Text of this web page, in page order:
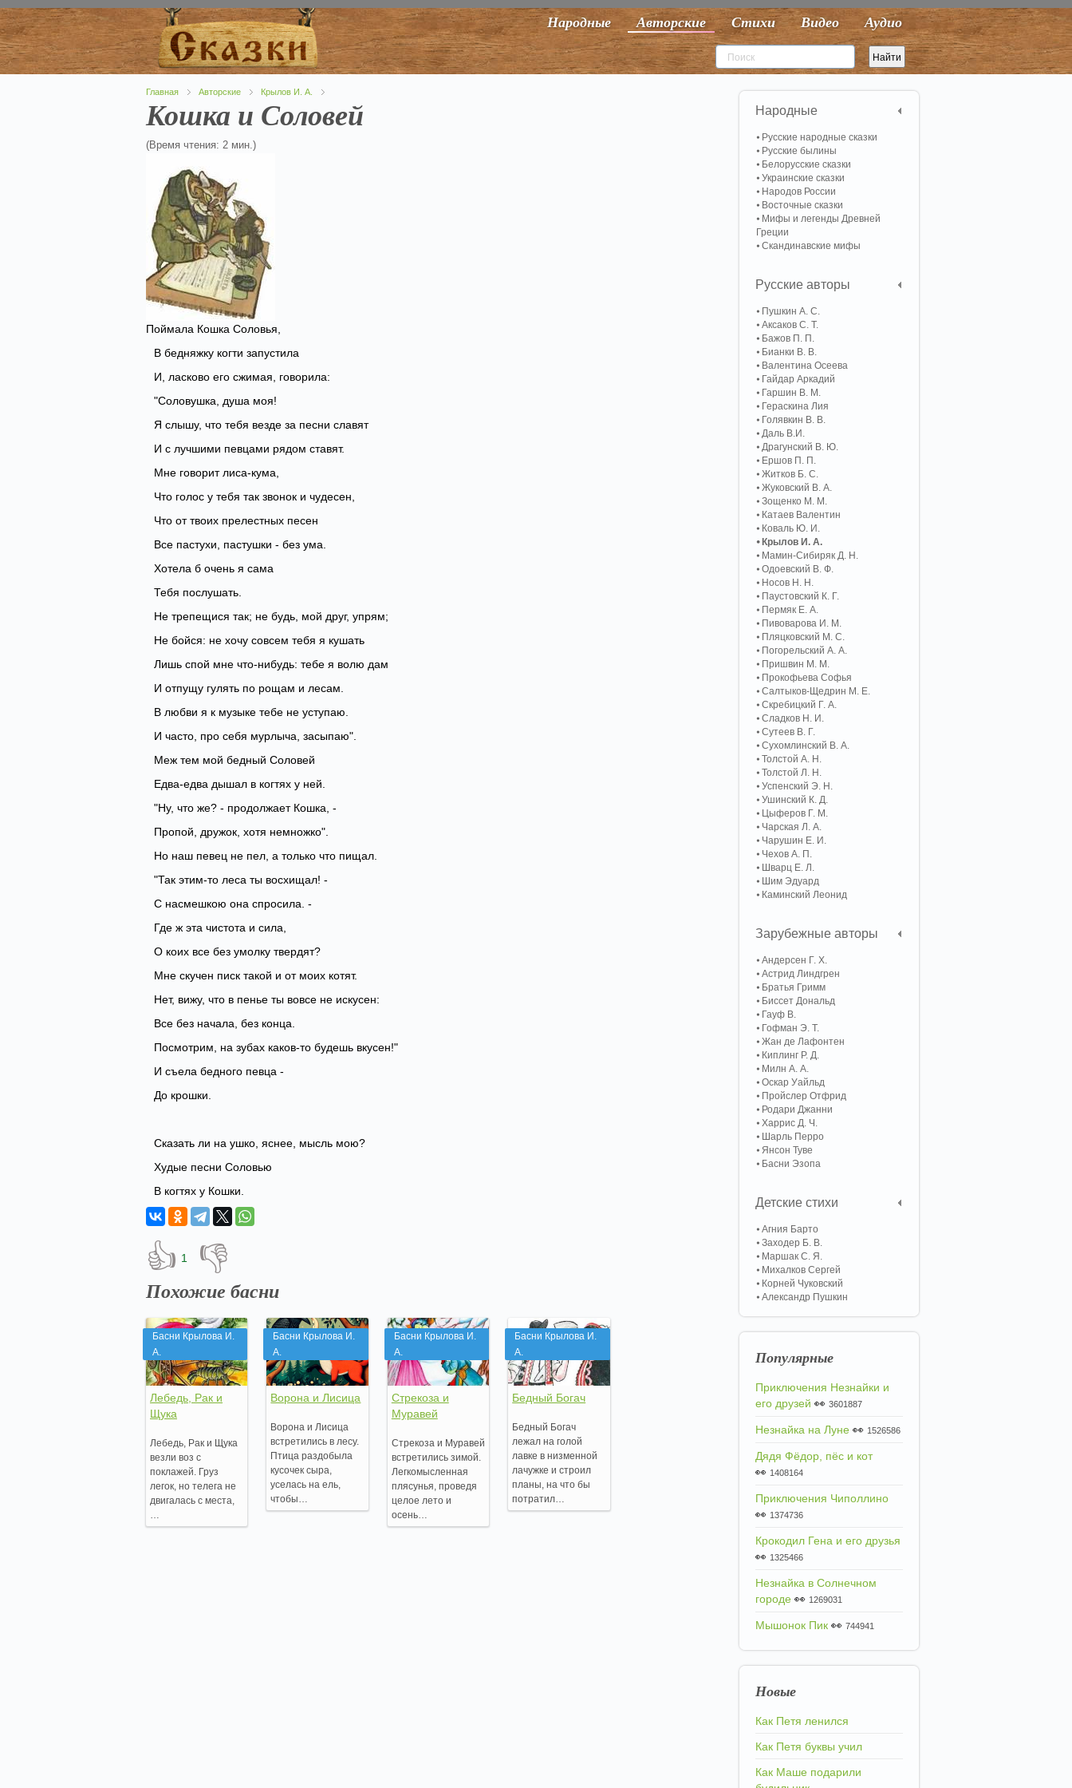
Народные Авторские Стихи Видео Аудио
Главная Авторские Крылов И. А.
Кошка и Соловей
(Время чтения: 2 мин.)
Поймала Кошка Соловья,
В бедняжку когти запустила
И, ласково его сжимая, говорила:
"Соловушка, душа моя!
Я слышу, что тебя везде за песни славят
И с лучшими певцами рядом ставят.
Мне говорит лиса-кума,
Что голос у тебя так звонок и чудесен,
Что от твоих прелестных песен
Все пастухи, пастушки - без ума.
Хотела б очень я сама
Тебя послушать.
Не трепещися так; не будь, мой друг, упрям;
Не бойся: не хочу совсем тебя я кушать
Лишь спой мне что-нибудь: тебе я волю дам
И отпущу гулять по рощам и лесам.
В любви я к музыке тебе не уступаю.
И часто, про себя мурлыча, засыпаю".
Меж тем мой бедный Соловей
Едва-едва дышал в когтях у ней.
"Ну, что же? - продолжает Кошка, -
Пропой, дружок, хотя немножко".
Но наш певец не пел, а только что пищал.
"Так этим-то леса ты восхищал! -
С насмешкою она спросила. -
Где ж эта чистота и сила,
О коих все без умолку твердят?
Мне скучен писк такой и от моих котят.
Нет, вижу, что в пенье ты вовсе не искусен:
Все без начала, без конца.
Посмотрим, на зубах каков-то будешь вкусен!"
И съела бедного певца -
До крошки.
Сказать ли на ушко, яснее, мысль мою?
Худые песни Соловью
В когтях у Кошки.
👍 1 👎
Похожие басни
Басни Крылова И.
А.
Лебедь, Рак и
Щука
Лебедь, Рак и Щука
везли воз с
поклажей. Груз
легок, но телега не
двигалась с места,
…
Басни Крылова И.
А.
Ворона и Лисица
Ворона и Лисица
встретились в лесу.
Птица раздобыла
кусочек сыра,
уселась на ель,
чтобы…
Басни Крылова И.
А.
Стрекоза и
Муравей
Стрекоза и Муравей
встретились зимой.
Легкомысленная
плясунья, проведя
целое лето и
осень…
Басни Крылова И.
А.
Бедный Богач
Бедный Богач
лежал на голой
лавке в низменной
лачужке и строил
планы, на что бы
потратил…
Народные
Русские народные сказки
Русские былины
Белорусские сказки
Украинские сказки
Народов России
Восточные сказки
Мифы и легенды Древней
Греции
Скандинавские мифы
Русские авторы
Пушкин А. С.
Аксаков С. Т.
Бажов П. П.
Бианки В. В.
Валентина Осеева
Гайдар Аркадий
Гаршин В. М.
Гераскина Лия
Голявкин В. В.
Даль В.И.
Драгунский В. Ю.
Ершов П. П.
Житков Б. С.
Жуковский В. А.
Зощенко М. М.
Катаев Валентин
Коваль Ю. И.
Крылов И. А.
Мамин-Сибиряк Д. Н.
Одоевский В. Ф.
Носов Н. Н.
Паустовский К. Г.
Пермяк Е. А.
Пивоварова И. М.
Пляцковский М. С.
Погорельский А. A.
Пришвин М. М.
Прокофьева Софья
Салтыков-Щедрин М. Е.
Скребицкий Г. А.
Сладков Н. И.
Сутеев В. Г.
Сухомлинский В. А.
Толстой А. Н.
Толстой Л. Н.
Успенский Э. Н.
Ушинский К. Д.
Цыферов Г. М.
Чарская Л. А.
Чарушин Е. И.
Чехов А. П.
Шварц Е. Л.
Шим Эдуард
Каминский Леонид
Зарубежные авторы
Андерсен Г. Х.
Астрид Линдгрен
Братья Гримм
Биссет Дональд
Гауф В.
Гофман Э. Т.
Жан де Лафонтен
Киплинг Р. Д.
Милн А. А.
Оскар Уайльд
Пройслер Отфрид
Родари Джанни
Харрис Д. Ч.
Шарль Перро
Янсон Туве
Басни Эзопа
Детские стихи
Агния Барто
Заходер Б. В.
Маршак С. Я.
Михалков Сергей
Корней Чуковский
Александр Пушкин
Популярные
Приключения Незнайки и
его друзей 👀 3601887
Незнайка на Луне 👀 1526586
Дядя Фёдор, пёс и кот
👀 1408164
Приключения Чиполлино
👀 1374736
Крокодил Гена и его друзья
👀 1325466
Незнайка в Солнечном
городе 👀 1269031
Мышонок Пик 👀 744941
Новые
Как Петя ленился
Как Петя буквы учил
Как Маше подарили